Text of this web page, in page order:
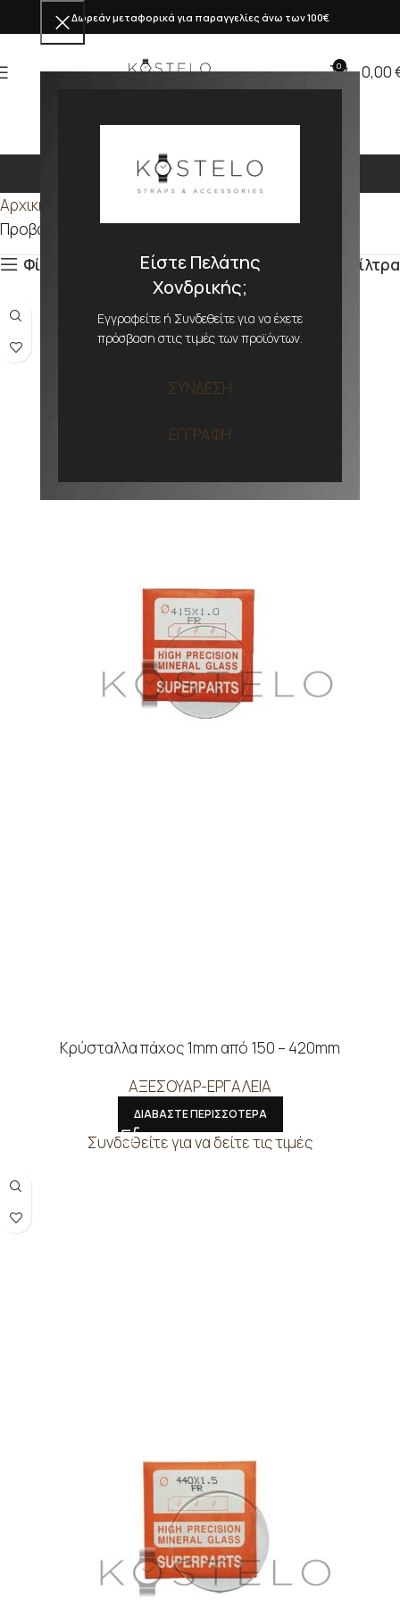
Είστε Πελάτης
Χονδρικής;
Εγγραφείτε ή Συνδεθείτε για να έχετε
πρόσβαση στις τιμές των προϊόντων.
ΣΥΝΔΕΣΗ
ΕΓΓΡΑΦΗ
Δωρεάν μεταφορικά για παραγγελίες άνω των 100€
0 0,00
309mm
Αρχική σελίδα
Προβάλλονται όλα - 3 αποτελέσματα
Φίλτρα
Φίλτρα
Κρύσταλλα πάχος 1mm από 150 – 420mm
ΑΞΕΣΟΥΑΡ-ΕΡΓΑΛΕΙΑ
ΔΙΑΒΑΣΤΕ ΠΕΡΙΣΣΟΤΕΡΑ
Συνδεθείτε για να δείτε τις τιμές